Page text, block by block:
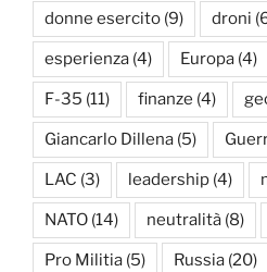
donne esercito (9) droni
esperienza (4) Europa (4)
F-35 (11) finanze (4)
Giancarlo Dillena (5)
LAC (3) leadership (4)
NATO (14) neutralità (8)
Pro Militia (5) Russia (20)